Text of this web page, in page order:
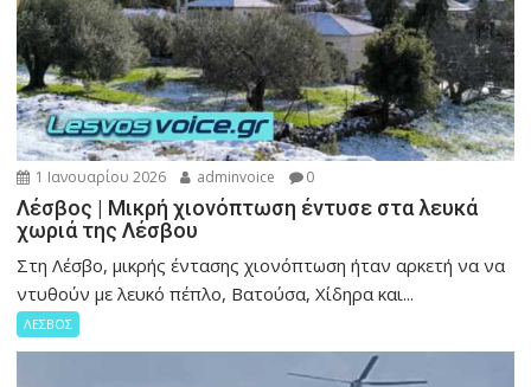
1 Ιανουαρίου 2026 adminvoice 0
Λέσβος | Μικρή χιονόπτωση έντυσε στα λευκά
χωριά της Λέσβου
Στη Λέσβο, μικρής έντασης χιονόπτωση ήταν αρκετή να να
ντυθούν με λευκό πέπλο, Βατούσα, Χίδηρα και...
ΛΕΣΒΟΣ